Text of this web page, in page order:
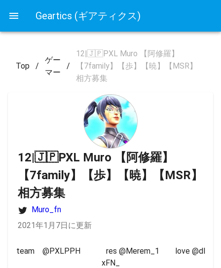
Geartics (ギアティクス)
Top /
ゲー
マー
/
12|🇯🇵PXL Muro 【阿修羅】
【7family】【歩】【暁】【MSR】
相方募集
12|🇯🇵PXL Muro 【阿修羅】
【7family】【歩】【暁】【MSR】
相方募集
Muro_fn
2021年1月7日に更新
team　@PXLPPH             res @Merem_1　　love @dl
xFN_